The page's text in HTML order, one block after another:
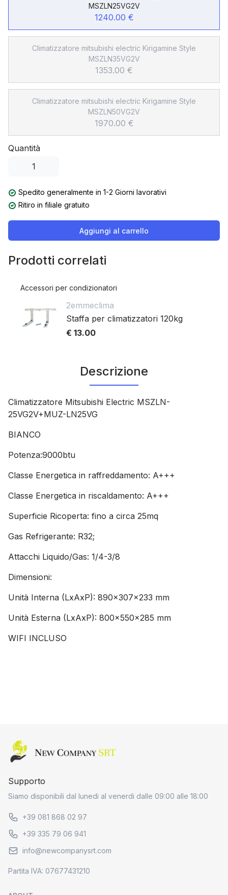
MSZLN25VG2V
1240.00 €
Climatizzatore mitsubishi electric Kirigamine Style
MSZLN35VG2V
1353.00 €
Climatizzatore mitsubishi electric Kirigamine Style
MSZLN50VG2V
1970.00 €
Quantità
Spedito generalmente in 1-2 Giorni lavorativi
Ritiro in filiale gratuito
Aggiungi al carrello
Prodotti correlati
Accessori per condizionatori
2emmeclima
Staffa per climatizzatori 120kg
€ 13.00
Descrizione
Climatizzatore Mitsubishi Electric MSZLN-
25VG2V+MUZ-LN25VG
BIANCO
Potenza:9000btu
Classe Energetica in raffreddamento: A+++
Classe Energetica in riscaldamento: A+++
Superficie Ricoperta: fino a circa 25mq
Gas Refrigerante: R32;
Attacchi Liquido/Gas: 1/4-3/8
Dimensioni:
Unità Interna (LxAxP): 890x307x233 mm
Unità Esterna (LxAxP): 800x550x285 mm
WIFI INCLUSO
Home page
Supporto
Siamo disponibili dal lunedi al venerdi dalle 09:00 alle 18:00
+39 081 868 02 97
+39 335 79 06 941
info@newcompanysrt.com
Partita IVA: 07677431210